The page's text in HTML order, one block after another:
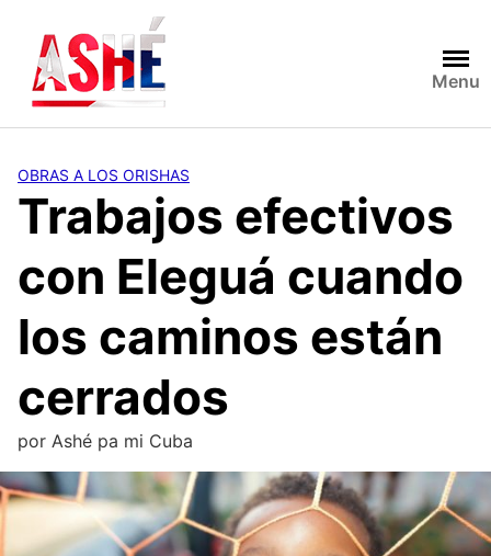
contenido
Menu
OBRAS A LOS ORISHAS
Trabajos efectivos
con Eleguá cuando
los caminos están
cerrados
por Ashé pa mi Cuba